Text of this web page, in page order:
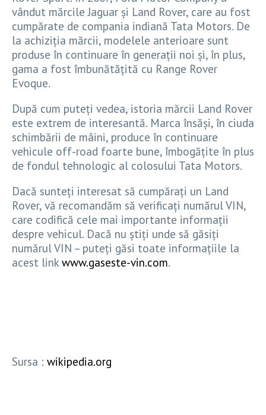
vândut mărcile Jaguar și Land Rover, care au fost
cumpărate de compania indiană Tata Motors. De
la achiziția mărcii, modelele anterioare sunt
produse în continuare în generații noi și, în plus,
gama a fost îmbunătățită cu Range Rover
Evoque.
După cum puteți vedea, istoria mărcii Land Rover
este extrem de interesantă. Marca însăși, în ciuda
schimbării de mâini, produce în continuare
vehicule off-road foarte bune, îmbogățite în plus
de fondul tehnologic al colosului Tata Motors.
Dacă sunteți interesat să cumpărați un Land
Rover, vă recomandăm să verificați numărul VIN,
care codifică cele mai importante informații
despre vehicul. Dacă nu știți unde să găsiți
numărul VIN – puteți găsi toate informațiile la
acest link www.gaseste-vin.com.
Sursa : wikipedia.org